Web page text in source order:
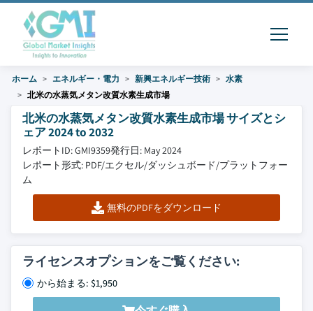
ホーム エネルギー・電力 新興エネルギー技術
水素
北米の水蒸気メタン改質水素生成市場
北米の水蒸気メタン改質水素生成市場 サイズとシ
ェア 2024 to 2032
レポートID: GMI9359発行日: May 2024
レポート形式: PDF/エクセル/ダッシュボード/プラットフォー
ム
無料のPDFをダウンロード
ライセンスオプションをご覧ください:
から始まる: $1,950